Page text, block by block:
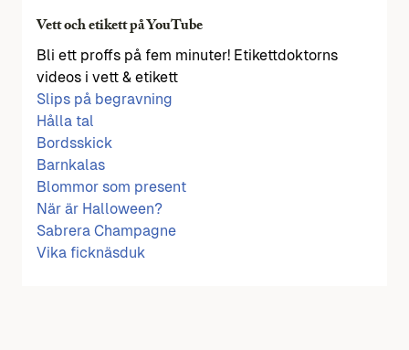
Vett och etikett på YouTube
Bli ett proffs på fem minuter! Etikettdoktorns
videos i vett & etikett
Slips på begravning
Hålla tal
Bordsskick
Barnkalas
Blommor som present
När är Halloween?
Sabrera Champagne
Vika ficknäsduk